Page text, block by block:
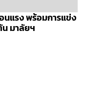
แรง พร้อมการแข่ง
มาลัยฯ